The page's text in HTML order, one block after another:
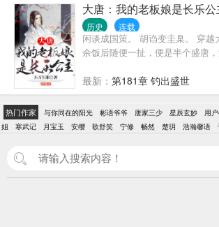
大唐：我的老板娘是长乐公
历史 连载
闲谈成国策。 胡诌变圭臬。 穿
余饭后随便一扯，便是半个盛唐
最新： 第181章 钓出盛世
热门作家 与你同在的阳光 彬语爷爷 唐家三少 星辰玄妙 用
姐
寒武记 月宝玉 安缨 歌舒笑 宁修 畅然 楚玥 浩瀚馨语